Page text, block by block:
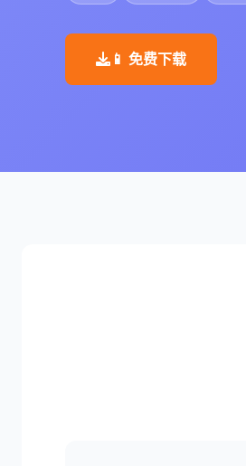
📱 免费下载